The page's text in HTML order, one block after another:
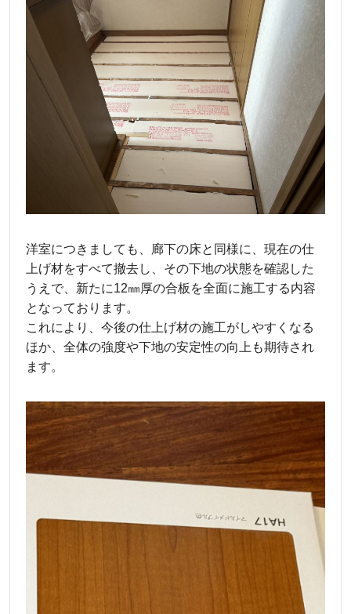
洋室につきましても、廊下の床と同様に、現在の仕
上げ材をすべて撤去し、その下地の状態を確認した
うえで、新たに12㎜厚の合板を全面に施工する内容
となっております。
これにより、今後の仕上げ材の施工がしやすくなる
ほか、全体の強度や下地の安定性の向上も期待され
ます。